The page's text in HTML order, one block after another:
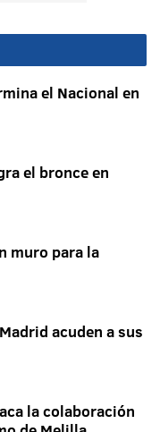
el Nacional en
el bronce en
muro para la
acuden a sus
la colaboración